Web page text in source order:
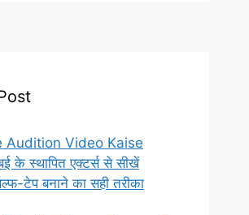
Audition Video Kaise
के स्थापित एक्टर्स से सीखें
टेप बनाने का सही तरीका